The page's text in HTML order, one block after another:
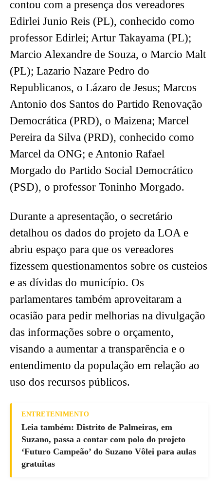
contou com a presença dos vereadores
Edirlei Junio Reis (PL), conhecido como
professor Edirlei; Artur Takayama (PL);
Marcio Alexandre de Souza, o Marcio Malt
(PL); Lazario Nazare Pedro do
Republicanos, o Lázaro de Jesus; Marcos
Antonio dos Santos do Partido Renovação
Democrática (PRD), o Maizena; Marcel
Pereira da Silva (PRD), conhecido como
Marcel da ONG; e Antonio Rafael
Morgado do Partido Social Democrático
(PSD), o professor Toninho Morgado.
Durante a apresentação, o secretário
detalhou os dados do projeto da LOA e
abriu espaço para que os vereadores
fizessem questionamentos sobre os custeios
e as dívidas do município. Os
parlamentares também aproveitaram a
ocasião para pedir melhorias na divulgação
das informações sobre o orçamento,
visando a aumentar a transparência e o
entendimento da população em relação ao
uso dos recursos públicos.
ENTRETENIMENTO
Leia também: Distrito de Palmeiras, em
Suzano, passa a contar com polo do projeto
‘Futuro Campeão’ do Suzano Vôlei para aulas
gratuitas